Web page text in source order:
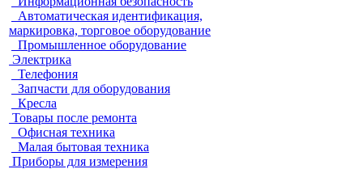
Автоматическая идентификация,
маркировка, торговое оборудование
Промышленное оборудование
Электрика
Телефония
Запчасти для оборудования
Кресла
Товары после ремонта
Офисная техника
Малая бытовая техника
Приборы для измерения